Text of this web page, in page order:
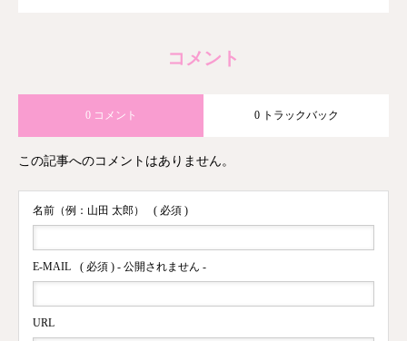
コメント
0 コメント 0 トラックバック
この記事へのコメントはありません。
名前（例：山田 太郎） ( 必須 )
E-MAIL ( 必須 ) - 公開されません -
URL